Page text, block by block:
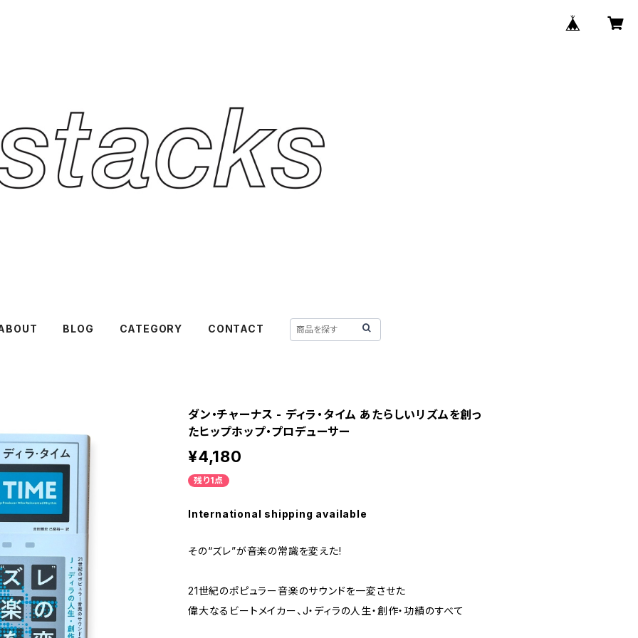
BLOG CATEGORY CONTACT
ダン・チャーナス - ディラ・タイム あたらしいリズムを創っ
たヒップホップ・プロデューサー
¥4,180
残り1点
International shipping available
その“ズレ”が音楽の常識を変えた!
21世紀のポピュラー音楽のサウンドを一変させた
偉大なるビートメイカー、J・ディラの人生・創作・功績のすべて